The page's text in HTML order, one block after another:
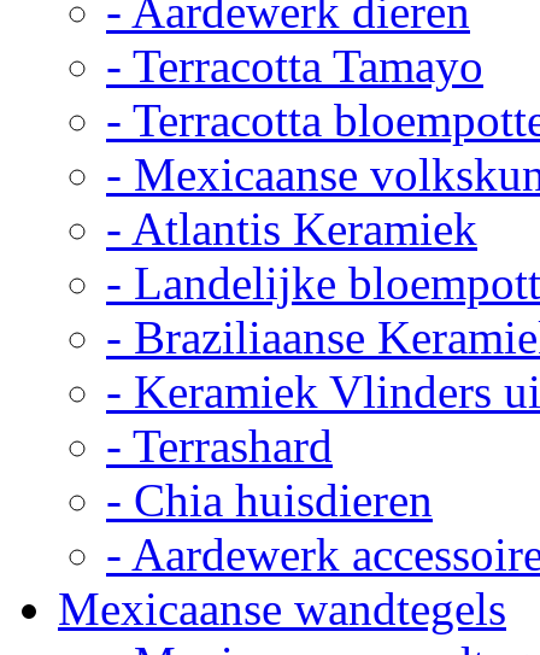
- Aardewerk dieren
- Terracotta Tamayo
- Terracotta
- Mexicaanse
- Atlantis Keramiek
- Landelijke
- Braziliaanse
- Keramiek Vlinders
- Terrashard
- Chia huisdieren
- Aardewerk
Mexicaanse wandtegels